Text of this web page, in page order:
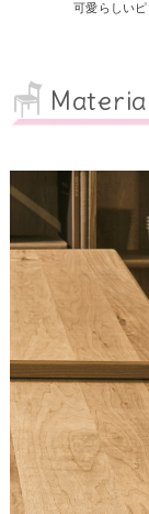
可愛らしいピ